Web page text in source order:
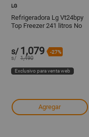
LG
Refrigeradora Lg Vt24bpy
Top Freezer 241 litros No
s/ 1,079 -27%
s/ 1,490
Exclusivo para venta web
Agregar